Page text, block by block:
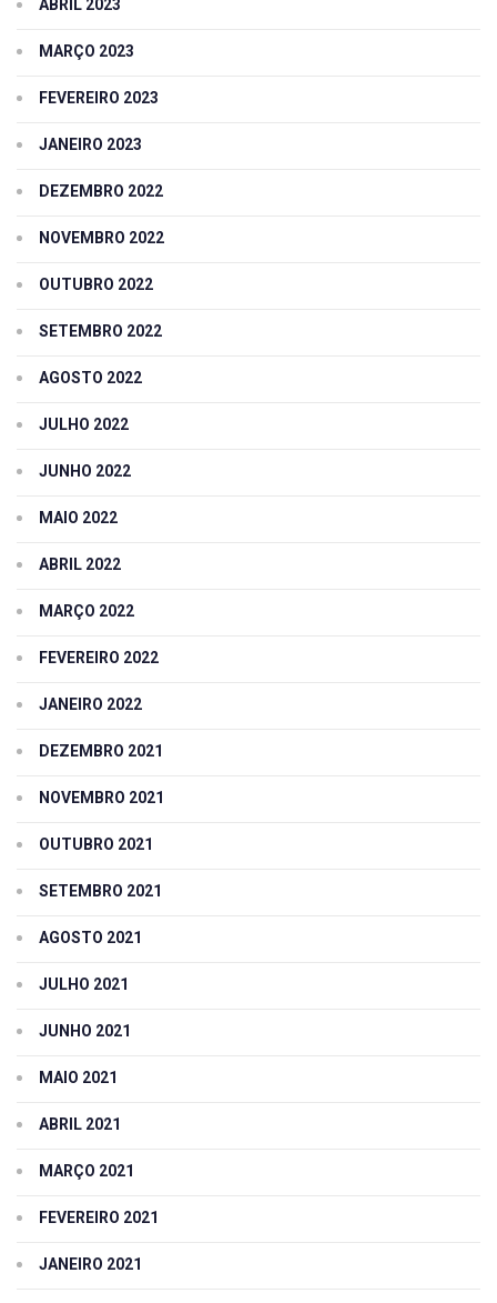
ABRIL 2023
MARÇO 2023
FEVEREIRO 2023
JANEIRO 2023
DEZEMBRO 2022
NOVEMBRO 2022
OUTUBRO 2022
SETEMBRO 2022
AGOSTO 2022
JULHO 2022
JUNHO 2022
MAIO 2022
ABRIL 2022
MARÇO 2022
FEVEREIRO 2022
JANEIRO 2022
DEZEMBRO 2021
NOVEMBRO 2021
OUTUBRO 2021
SETEMBRO 2021
AGOSTO 2021
JULHO 2021
JUNHO 2021
MAIO 2021
ABRIL 2021
MARÇO 2021
FEVEREIRO 2021
JANEIRO 2021